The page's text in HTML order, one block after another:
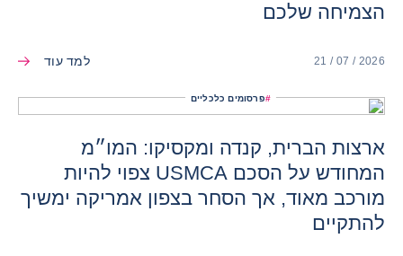
הצמיחה שלכם
21 / 07 / 2026 למד עוד
#פרסומים כלכליים
ארצות הברית, קנדה ומקסיקו: המו״מ
המחודש על הסכם USMCA צפוי להיות
מורכב מאוד, אך הסחר בצפון אמריקה ימשיך
להתקיים